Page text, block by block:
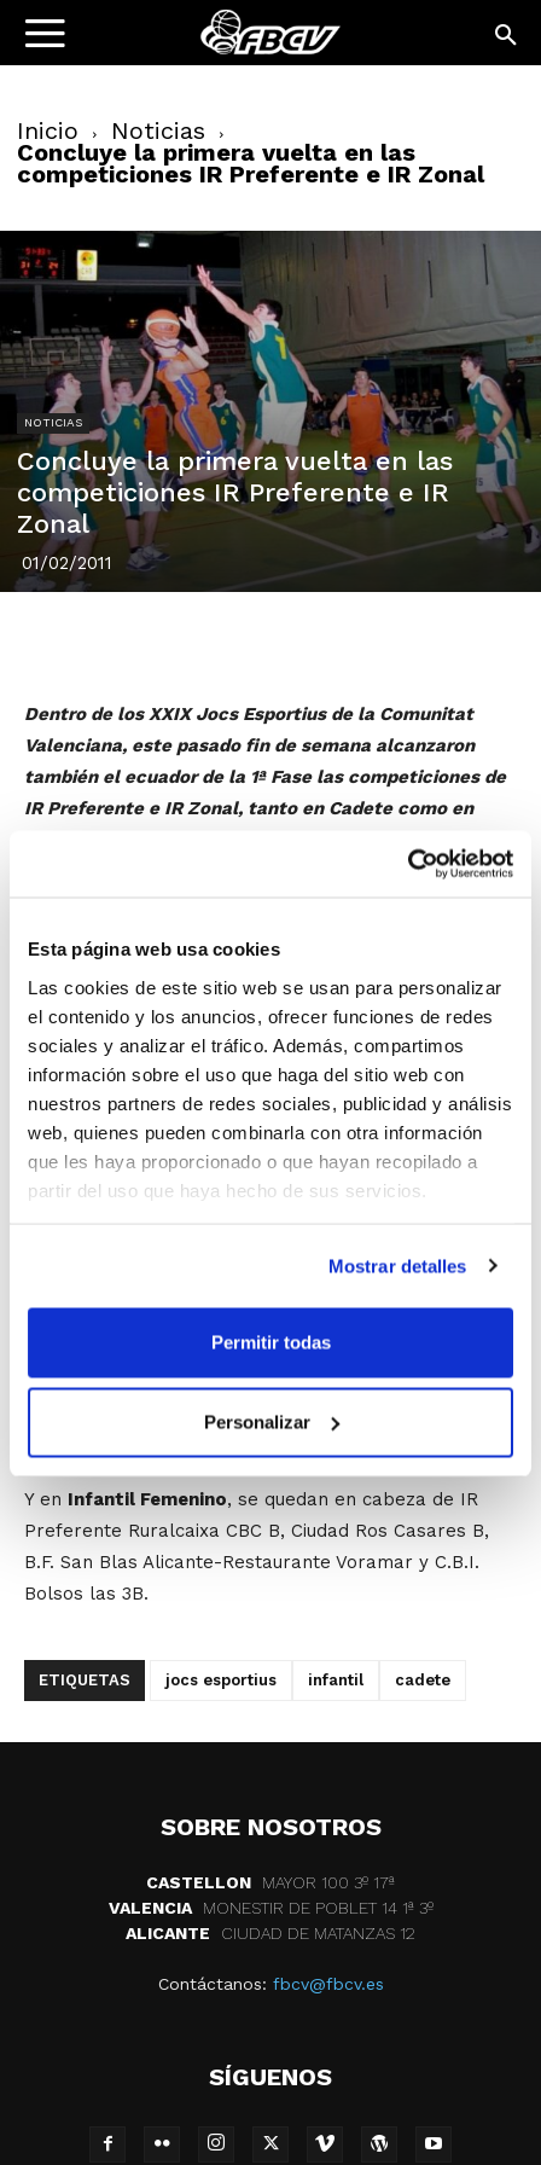
Esta página web usa cookies
Las cookies de este sitio web se usan para personalizar
el contenido y los anuncios, ofrecer funciones de redes
sociales y analizar el tráfico. Además, compartimos
información sobre el uso que haga del sitio web con
nuestros partners de redes sociales, publicidad y análisis
web, quienes pueden combinarla con otra información
que les haya proporcionado o que hayan recopilado a
partir del uso que haya hecho de sus servicios.
Mostrar detalles
Permitir todas
Personalizar
Inicio Noticias
Concluye la primera vuelta en las
competiciones IR Preferente e IR Zonal
NOTICIAS
Concluye la primera vuelta en las
competiciones IR Preferente e IR
Zonal
01/02/2011
Dentro de los XXIX Jocs Esportius de la Comunitat
Valenciana, este pasado fin de semana alcanzaron
también el ecuador de la 1ª Fase las competiciones de
IR Preferente e IR Zonal, tanto en Cadete como en
Torrent y C.D. Santa Teresa; y en cabeza de IR Zonal
los equipos Selga Port Nou Puerto Sagunto, Alboraya,
Baixens-C.D. Berenguer Dalmau, C.B. Alginet B, Arroz
Català Gandia Bàsquet 96, V-74 Villena La Casa de las
Medias, Meridiano Alicante 96 e Illice Basket Club.
EnCadete Femenino, los líderes de IR Preferente son
Ciudad Ros Casares B, C.B. Alginet, C.B. Pego e Illice
, los conjuntos que han
alcanzado la primera posición en IR Preferente son
Picken Claret Rojo, N.B. Torrent A y C.B. Elda 97;
mientras que en IR Zonal el mérito recae en C.B.
La Encarnación, C.B. Aspe y Apamar Maristas.
Y en Infantil Femenino, se quedan en cabeza de IR
Preferente Ruralcaixa CBC B, Ciudad Ros Casares B,
B.F. San Blas Alicante-Restaurante Voramar y C.B.I.
Bolsos las 3B.
ETIQUETAS jocs esportius infantil cadete
SOBRE NOSOTROS
CASTELLON
MAYOR 100 3º 17ª
VALENCIA
MONESTIR DE POBLET 14 1ª 3º
ALICANTE
CIUDAD DE MATANZAS 12
Contáctanos: fbcv@fbcv.es
SÍGUENOS